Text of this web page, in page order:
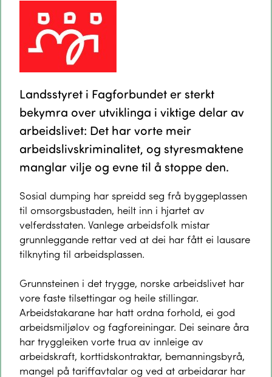
Landsstyret i Fagforbundet er sterkt
bekymra over utviklinga i viktige delar av
arbeidslivet: Det har vorte meir
arbeidslivskriminalitet, og styresmaktene
manglar vilje og evne til å stoppe den.
Sosial dumping har spreidd seg frå byggeplassen
til omsorgsbustaden, heilt inn i hjartet av
velferdsstaten. Vanlege arbeidsfolk mistar
grunnleggande rettar ved at dei har fått ei lausare
tilknyting til arbeidsplassen.
Grunnsteinen i det trygge, norske arbeidslivet har
vore faste tilsettingar og heile stillingar.
Arbeidstakarane har hatt ordna forhold, ei god
arbeidsmiljølov og fagforeiningar. Dei seinare åra
har tryggleiken vorte trua av innleige av
arbeidskraft, korttidskontraktar, bemanningsbyrå,
mangel på tariffavtalar og ved at arbeidarar har